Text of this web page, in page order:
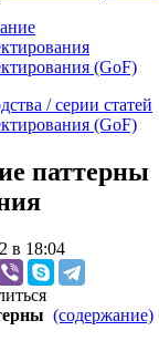
(GoF)
/ серии статей
(GoF)
паттерны
в 18:04
(содержание)